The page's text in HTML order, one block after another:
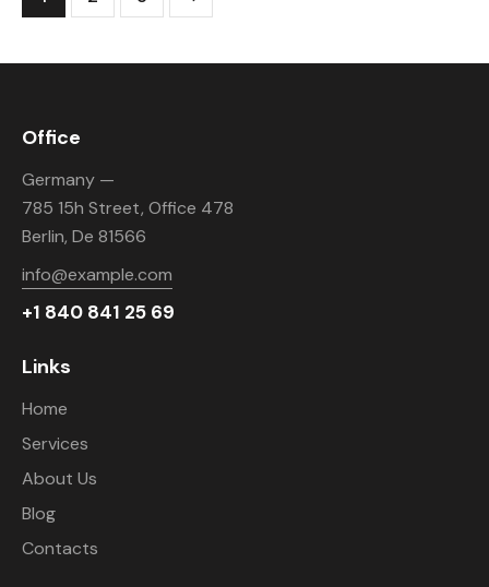
Office
Germany —
785 15h Street, Office 478
Berlin, De 81566
info@example.com
+1 840 841 25 69
Links
Home
Services
About Us
Blog
Contacts